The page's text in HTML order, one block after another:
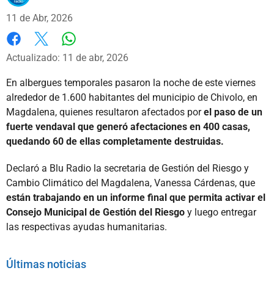
11 de Abr, 2026
Facebook
X
Actualizado: 11 de abr, 2026
En albergues temporales pasaron la noche de este viernes
alrededor de 1.600 habitantes del municipio de Chivolo, en
Magdalena, quienes resultaron afectados porel paso de un
fuerte vendaval que generó afectaciones en 400 casas,
quedando 60 de ellas completamente destruidas.
Declaró a Blu Radio la secretaria de Gestión del Riesgo y
Cambio Climático del Magdalena, Vanessa Cárdenas, que
están trabajando en un informe final que permita activar el
Consejo Municipal de Gestión del Riesgo y luego entregar
las respectivas ayudas humanitarias.
Últimas noticias